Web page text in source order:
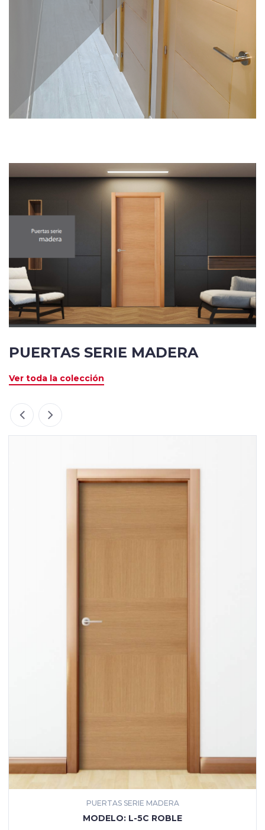
PUERTAS SERIE MADERA
Ver toda la colección
PUERTAS SERIE MADERA
MODELO: L-5C ROBLE
MÁS INFORMACIÓN